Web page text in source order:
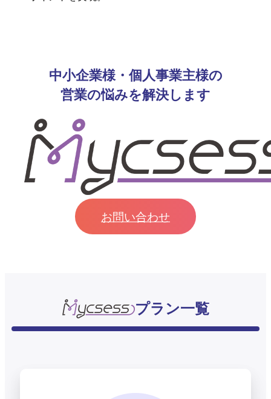
中小企業様・個人事業主様の
営業の悩みを解決します
お問い合わせ
プラン一覧